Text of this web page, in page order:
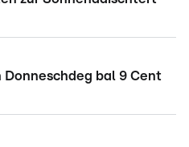
bal 9 Cent